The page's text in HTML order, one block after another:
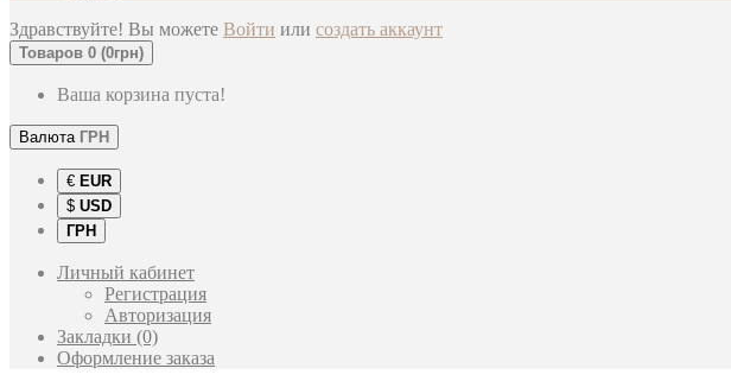
Здравствуйте! Вы можете Войти или создать аккаунт
Товаров 0 (0грн)
Ваша корзина пуста!
Валюта ГРН
€ EUR
$ USD
ГРН
Личный кабинет
Регистрация
Авторизация
Закладки (0)
Оформление заказа